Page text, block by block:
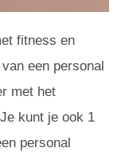
fitness en
een personal
met het
kunt je ook 1
personal